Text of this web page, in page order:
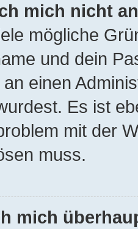
mich nicht
mögliche
und dein
einen
Es ist
mit der
muss.
mich